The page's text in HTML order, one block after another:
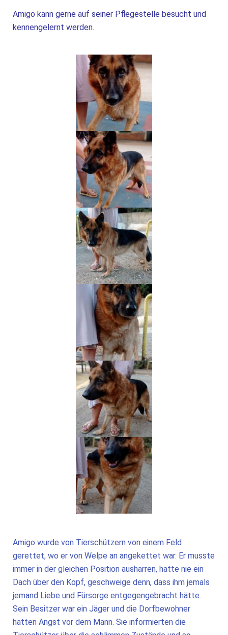
Amigo kann gerne auf seiner Pflegestelle besucht und
kennengelernt werden.
Amigo wurde von Tierschützern von einem Feld
gerettet, wo er von Welpe an angekettet war. Er musste
immer in der gleichen Position ausharren, hatte nie ein
Dach über den Kopf, geschweige denn, dass ihm jemals
jemand Liebe und Fürsorge entgegengebracht hätte.
Sein Besitzer war ein Jäger und die Dorfbewohner
hatten Angst vor dem Mann. Sie informierten die